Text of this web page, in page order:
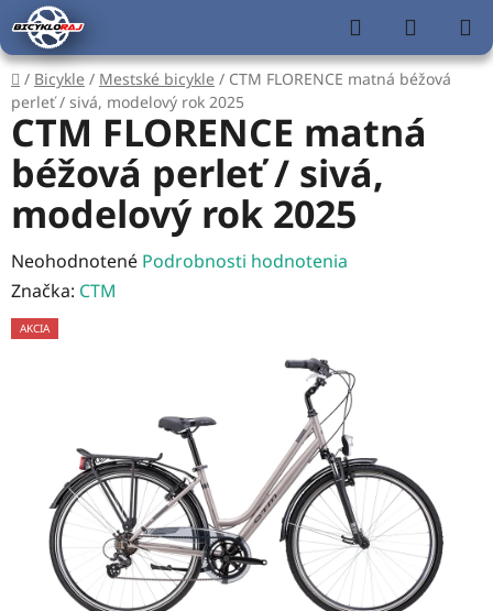
Prejsť
na
obsah
Hľadať
KOŠÍK
Domov
/ Bicykle / Mestské bicykle / CTM FLORENCE matná béžová
perleť / sivá, modelový rok 2025
CTM FLORENCE matná
béžová perleť / sivá,
modelový rok 2025
Priemerné
hodnotenie
produktu
hviezdičiek.
Neohodnotené Podrobnosti hodnotenia
Značka: CTM
AKCIA